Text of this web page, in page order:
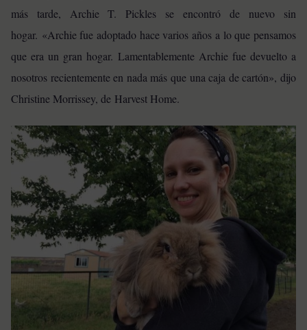
más tarde, Archie T. Pickles se encontró de nuevo sin
hogar. «Archie fue adoptado hace varios años a lo que pensamos
que era un gran hogar. Lamentablemente Archie fue devuelto a
nosotros recientemente en nada más que una caja de cartón», dijo
Christine Morrissey, de Harvest Home.